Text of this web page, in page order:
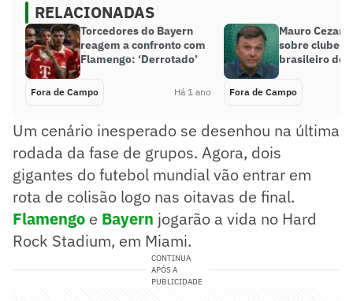
RELACIONADAS
Torcedores do Bayern
reagem a confronto com
Flamengo: ‘Derrotado’
Fora de Campo Há 1 ano
Mauro Cezar
sobre clube:
brasileiro do
Fora de Campo
Um cenário inesperado se desenhou na última
rodada da fase de grupos. Agora, dois
gigantes do futebol mundial vão entrar em
rota de colisão logo nas oitavas de final.
Flamengo e Bayern jogarão a vida no Hard
Rock Stadium, em Miami.
CONTINUA
APÓS A
PUBLICIDADE